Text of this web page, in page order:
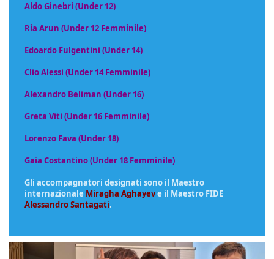
Aldo Ginebri (Under 12)
Ria Arun (Under 12 Femminile)
Edoardo Fulgentini (Under 14)
Clio Alessi (Under 14 Femminile)
Alexandro Beliman (Under 16)
Greta Viti (Under 16 Femminile)
Lorenzo Fava (Under 18)
Gaia Costantino (Under 18 Femminile)
Gli accompagnatori designati sono il Maestro
internazionale Miragha Aghayeve il Maestro FIDE
Alessandro Santagati.